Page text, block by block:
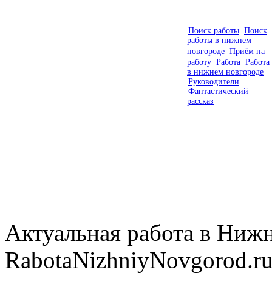
Поиск работы Поиск
работы в нижнем
новгороде Приём на
работу Работа Работа
в нижнем новгороде
Руководители
Фантастический
рассказ
Актуальная работа в